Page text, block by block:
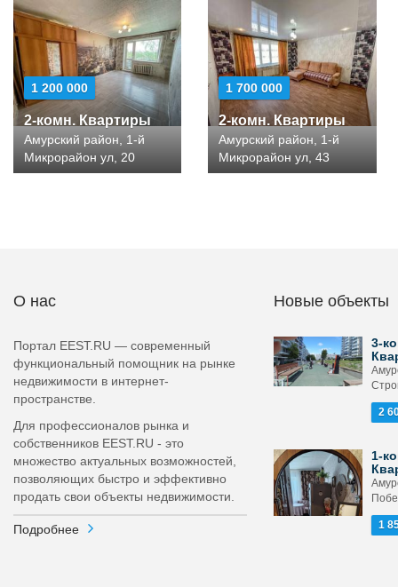
1 200 000
2-комн. Квартиры
Амурский район, 1-й
Микрорайон ул, 20
1 700 000
2-комн. Квартиры
Амурский район, 1-й
Микрорайон ул, 43
О нас
Портал EEST.RU — современный
функциональный помощник на рынке
недвижимости в интернет-
пространстве.
Для профессионалов рынка и
собственников EEST.RU - это
множество актуальных возможностей,
позволяющих быстро и эффективно
продать свои объекты недвижимости.
Подробнее
Новые объекты
3-
2
1-
1